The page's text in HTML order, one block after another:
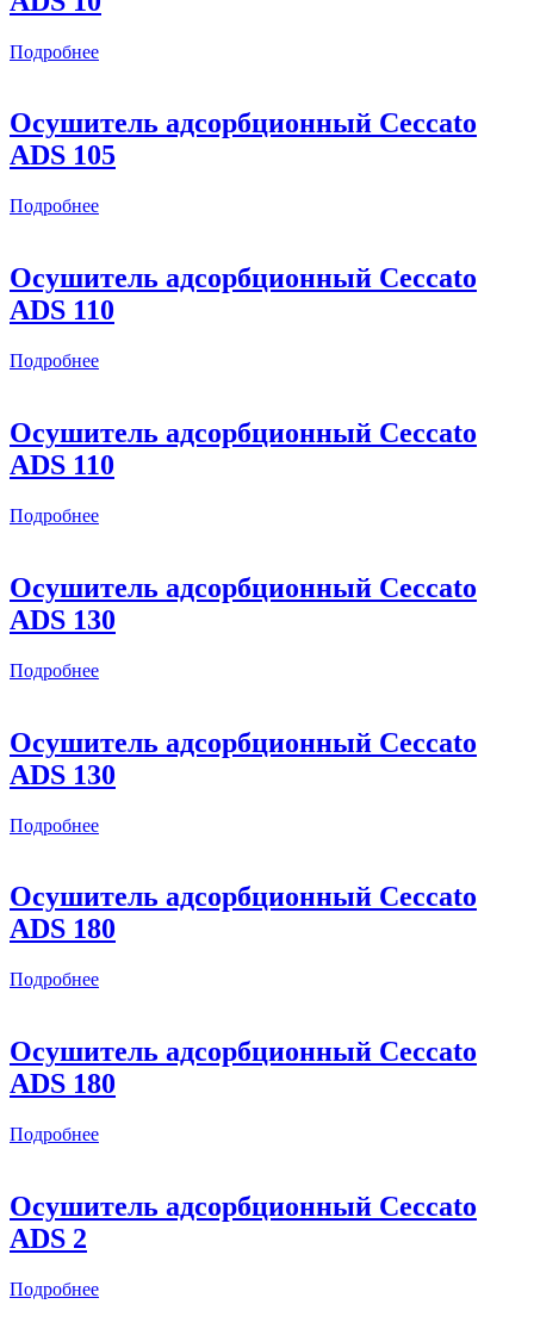
Подробнее
Осушитель адсорбционный Ceccato
ADS 105
Подробнее
Осушитель адсорбционный Ceccato
ADS 110
Подробнее
Осушитель адсорбционный Ceccato
ADS 110
Подробнее
Осушитель адсорбционный Ceccato
ADS 130
Подробнее
Осушитель адсорбционный Ceccato
ADS 130
Подробнее
Осушитель адсорбционный Ceccato
ADS 180
Подробнее
Осушитель адсорбционный Ceccato
ADS 180
Подробнее
Осушитель адсорбционный Ceccato
ADS 2
Подробнее